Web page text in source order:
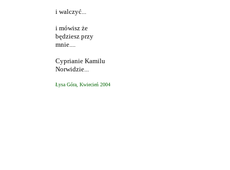
i walczyć...
i mówisz że
będziesz przy
mnie....
Cyprianie Kamilu
Norwidzie...
Łysa Góra, Kwiecień 2004